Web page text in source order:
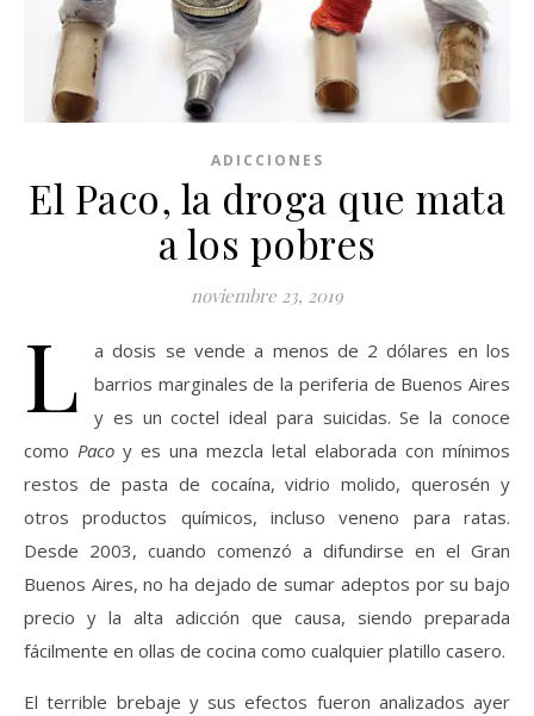
ADICCIONES
El Paco, la droga que mata
a los pobres
noviembre 23, 2019
L
a dosis se vende a menos de 2 dólares en los
barrios marginales de la periferia de Buenos Aires
y es un coctel ideal para suicidas. Se la conoce
como Paco y es una mezcla letal elaborada con mínimos
restos de pasta de cocaína, vidrio molido, querosén y
otros productos químicos, incluso veneno para ratas.
Desde 2003, cuando comenzó a difundirse en el Gran
Buenos Aires, no ha dejado de sumar adeptos por su bajo
precio y la alta adicción que causa, siendo preparada
fácilmente en ollas de cocina como cualquier platillo casero.
El terrible brebaje y sus efectos fueron analizados ayer